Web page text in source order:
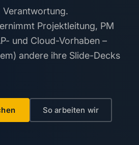
Verantwortung.
Projektleitung, PM
und Cloud-Vorhaben –
andere ihre Slide-Decks
So arbeiten wir